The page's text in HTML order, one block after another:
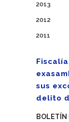
2013
2012
2011
sus
delito
BOLETÍN